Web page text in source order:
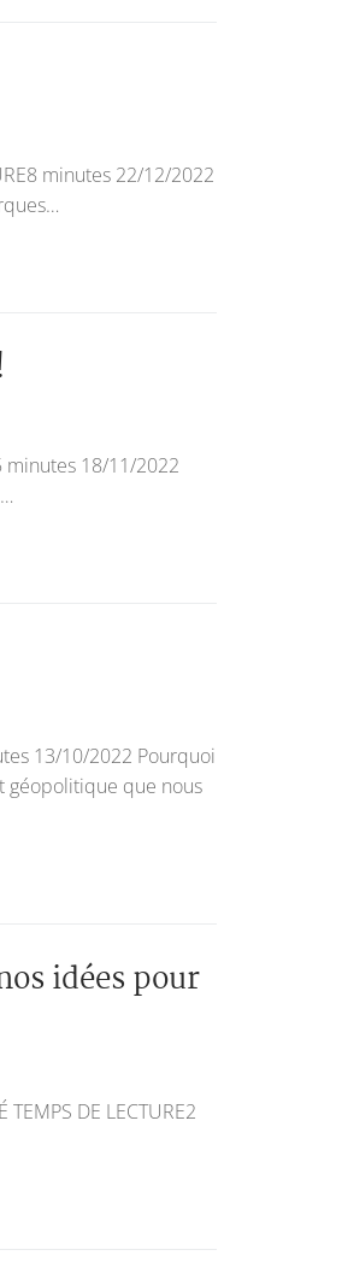
minutes 22/12/2022
minutes 18/11/2022
13/10/2022 Pourquoi
géopolitique que nous
idées pour
TEMPS DE LECTURE2